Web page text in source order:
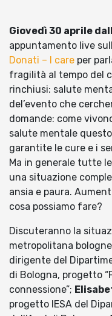
Giovedì 30 aprile
appuntamento live
Donati – I care per
fragilità al tempo del
rinchiusi: salute
del’evento che
domande: come
salute mentale
garantite le cure e i
Ma in generale tutte
una situazione
ansia e paura.
cosa possiamo fare?
Discuteranno la
metropolitana
dirigente del
di Bologna, progetto
connessione”;
progetto IESA del